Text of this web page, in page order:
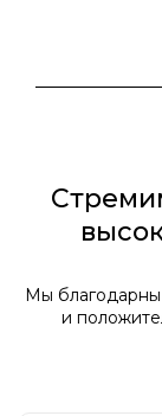
Мы
и